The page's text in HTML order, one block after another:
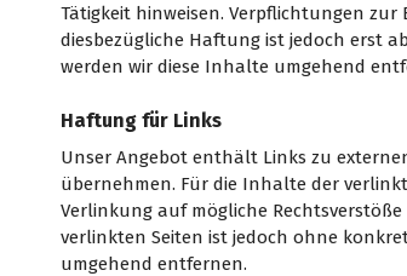
Tätigkeit hinweisen. Verpflichtungen
diesbezügliche Haftung ist jedoch erst
werden wir diese Inhalte umgehend
Haftung für Links
Unser Angebot enthält Links zu
übernehmen. Für die Inhalte der
Verlinkung auf mögliche
verlinkten Seiten ist jedoch ohne
umgehend entfernen.